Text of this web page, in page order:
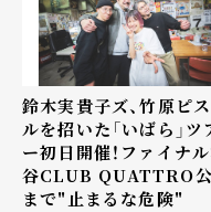
鈴木実貴子ズ、竹原ピ
ルを招いた「いばら」ツ
ー初日開催！ファイナ
谷CLUB QUATTRO
まで"止まるな危険"